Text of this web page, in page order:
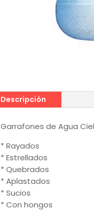
Descripción
Garrafones de Agua
* Rayados
* Estrellados
* Quebrados
* Aplastados
* Sucios
* Con hongos